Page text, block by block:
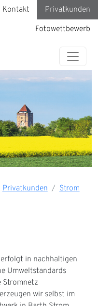
Kontakt
Privatkunden
Fotowettbewerb
Privatkunden Strom
in nachhaltigen
Umweltstandards
Stromnetz
wir selbst im